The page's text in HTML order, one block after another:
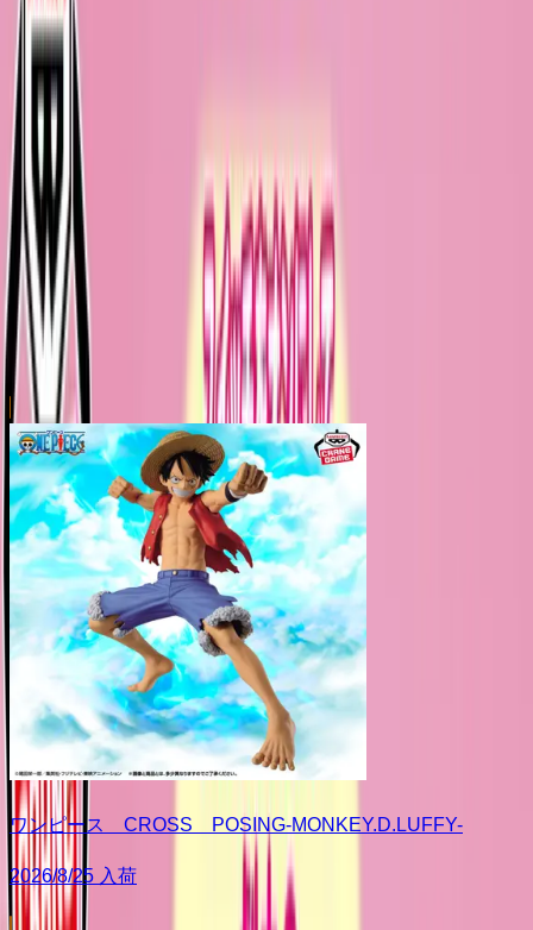
本リストは、入荷予定（実績）をお知らせするもので
あり、現在の在庫状況を示すものではございません。
超人気景品は【入荷日〜翌日朝】に品切れとなる場合
がございます。
新入荷景品の投入時間も、当日の配送状況により変動
いたします。
|ONE PIECE の景品
ワンピース CROSS POSING-MONKEY.D.LUFFY-
2026/8/25 入荷